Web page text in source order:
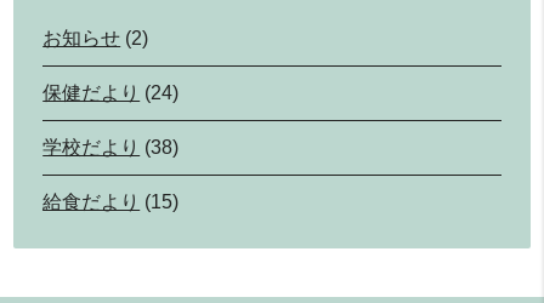
お知らせ (2)
保健だより (24)
学校だより (38)
給食だより (15)